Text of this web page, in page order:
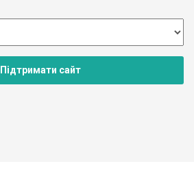
Підтримати сайт